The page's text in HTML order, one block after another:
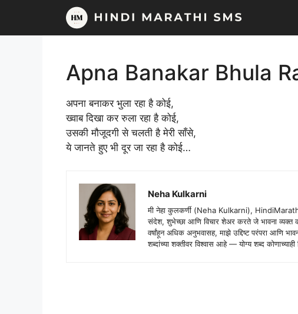
content
Apna Banakar Bhula
अपना बनाकर भुला रहा है कोई,
ख्वाब दिखा कर रुला रहा है कोई,
उसकी मौजूदगी से चलती है मेरी साँसे,
ये जानते हुए भी दूर जा रहा है कोई…
Neha Kulkarni
मी नेहा कुलकर्णी (Neha Kulkarni),
संदेश, शुभेच्छा आणि विचार शेअर करते जे भावना
वर्षांहून अधिक अनुभवासह, माझे उद्दिष्ट परंपरा आणि
शब्दांच्या शक्तीवर विश्वास आहे — योग्य शब्द